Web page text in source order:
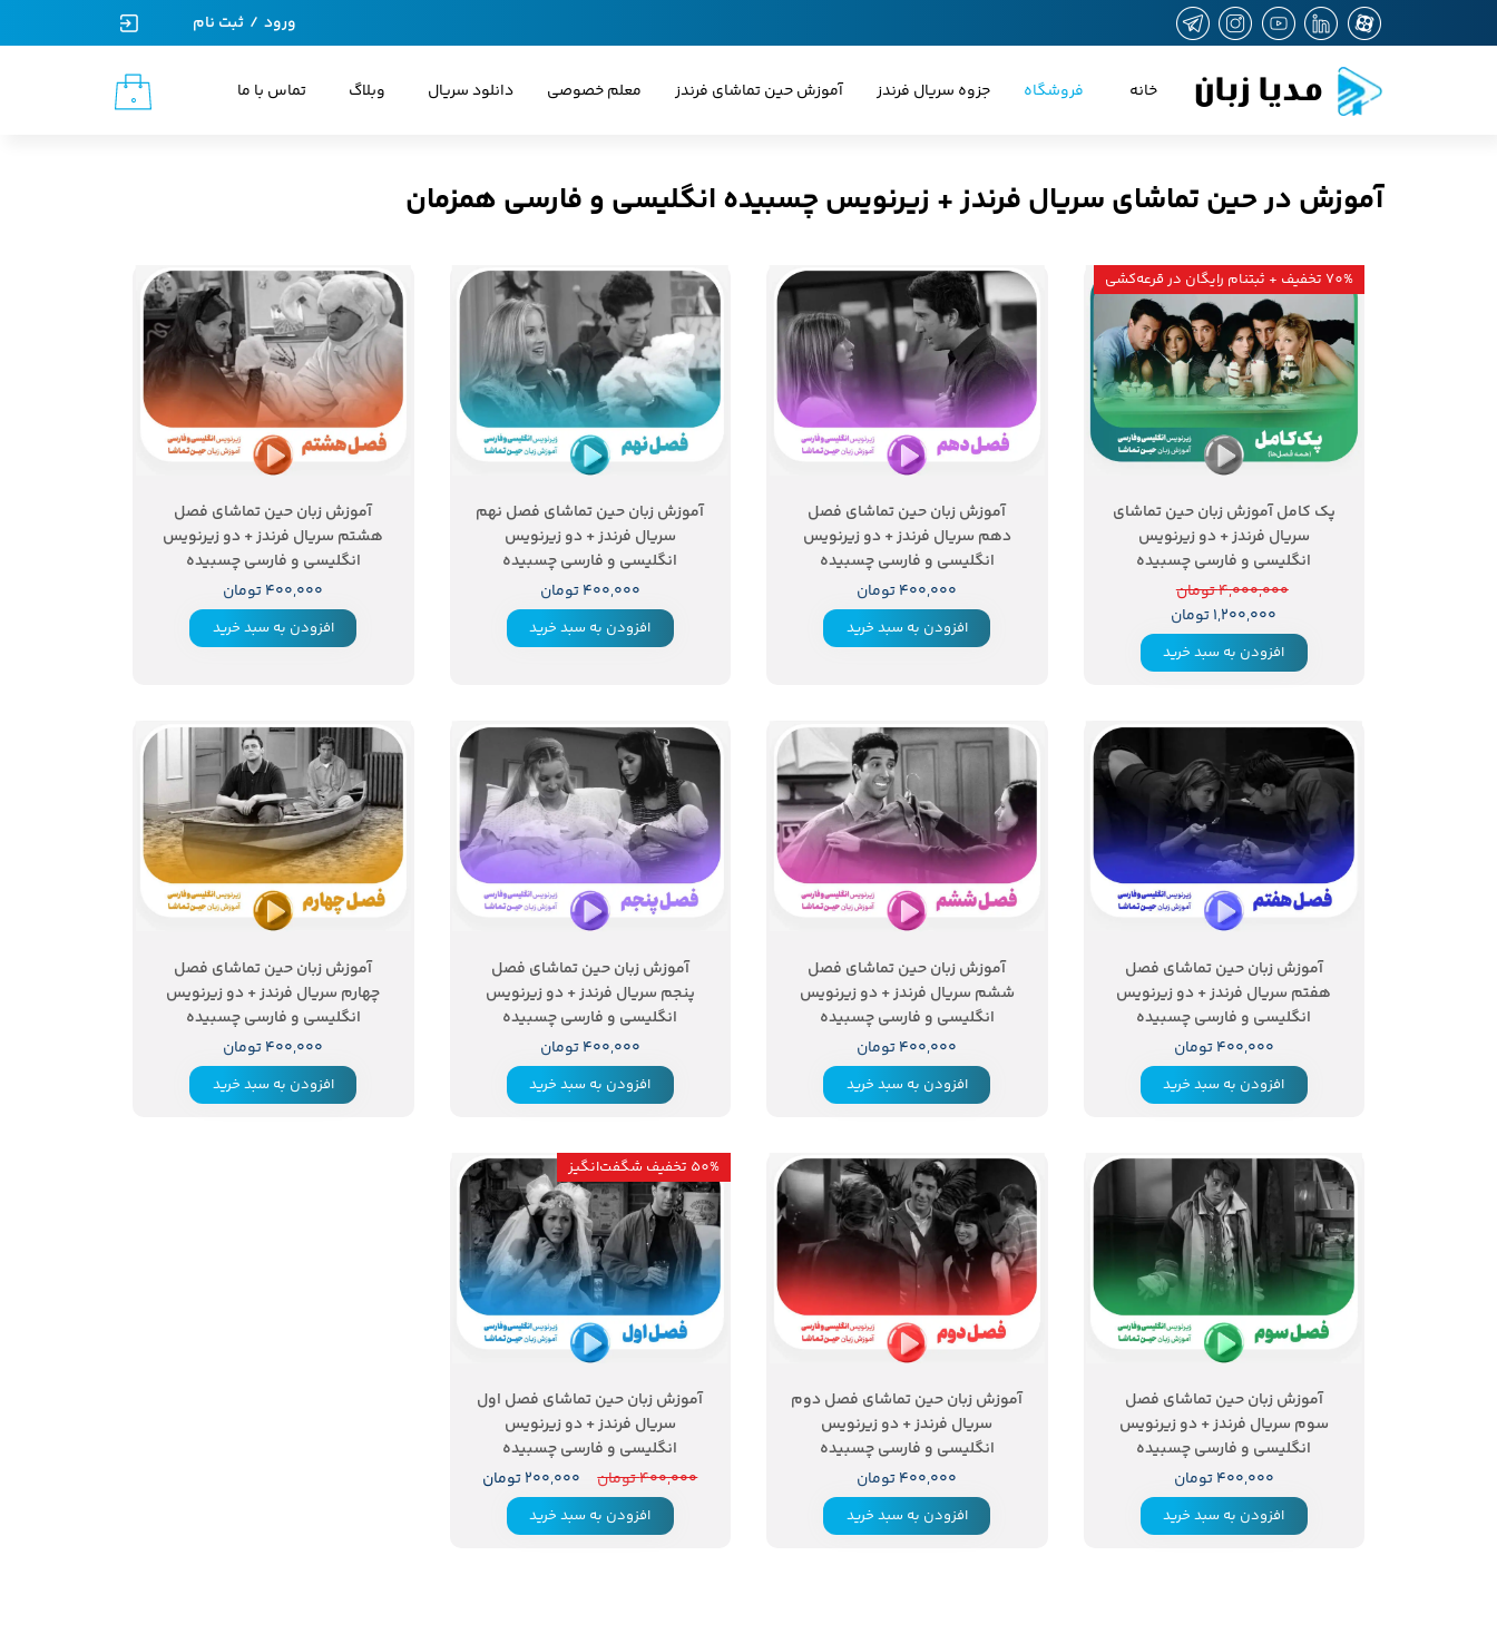
مدیا زبان خانه فروشگاه جزوه سریال فرندز آموزش حین تماشای فرندز معلم خصوصی دانلود سریال وبلاگ تماس با ما ۰
ورود / ثبت نام
تغییر گذر واژه
آموزش در حین تماشای سریال فرندز + زیرنویس چسبیده انگلیسی و فارسی همزمان
پک کامل آموزش زبان حین تماشای
سریال فرندز + دو زیرنویس
انگلیسی و فارسی چسبیده
۴,۰۰۰,۰۰۰ تومان
۱,۲۰۰,۰۰۰ تومان
افزودن به سبد خرید
70% تخفیف + ثبتنام رایگان در قرعه‌کشی
آموزش زبان حین تماشای فصل
دهم سریال فرندز + دو زیرنویس
انگلیسی و فارسی چسبیده
۴۰۰,۰۰۰ تومان
افزودن به سبد خرید
آموزش زبان حین تماشای فصل نهم
سریال فرندز + دو زیرنویس
انگلیسی و فارسی چسبیده
۴۰۰,۰۰۰ تومان
افزودن به سبد خرید
آموزش زبان حین تماشای فصل
هشتم سریال فرندز + دو زیرنویس
انگلیسی و فارسی چسبیده
۴۰۰,۰۰۰ تومان
افزودن به سبد خرید
آموزش زبان حین تماشای فصل
هفتم سریال فرندز + دو زیرنویس
انگلیسی و فارسی چسبیده
۴۰۰,۰۰۰ تومان
افزودن به سبد خرید
آموزش زبان حین تماشای فصل
ششم سریال فرندز + دو زیرنویس
انگلیسی و فارسی چسبیده
۴۰۰,۰۰۰ تومان
افزودن به سبد خرید
آموزش زبان حین تماشای فصل
پنجم سریال فرندز + دو زیرنویس
انگلیسی و فارسی چسبیده
۴۰۰,۰۰۰ تومان
افزودن به سبد خرید
آموزش زبان حین تماشای فصل
چهارم سریال فرندز + دو زیرنویس
انگلیسی و فارسی چسبیده
۴۰۰,۰۰۰ تومان
افزودن به سبد خرید
آموزش زبان حین تماشای فصل
سوم سریال فرندز + دو زیرنویس
انگلیسی و فارسی چسبیده
۴۰۰,۰۰۰ تومان
افزودن به سبد خرید
آموزش زبان حین تماشای فصل دوم
سریال فرندز + دو زیرنویس
انگلیسی و فارسی چسبیده
۴۰۰,۰۰۰ تومان
افزودن به سبد خرید
آموزش زبان حین تماشای فصل اول
سریال فرندز + دو زیرنویس
انگلیسی و فارسی چسبیده
۴۰۰,۰۰۰ تومان
۲۰۰,۰۰۰ تومان
افزودن به سبد خرید
50% تخفیف شگفت‌انگیز
۵۰ درصد